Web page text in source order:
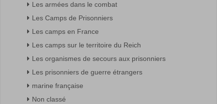
Les armées dans le combat
Les Camps de Prisonniers
Les camps en France
Les camps sur le territoire du Reich
Les organismes de secours aux prisonniers
Les prisonniers de guerre étrangers
marine française
Non classé